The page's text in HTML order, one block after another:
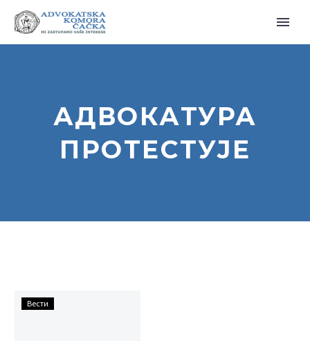
АДВОКАТУРА
ПРОТЕСТУЈЕ
Вести